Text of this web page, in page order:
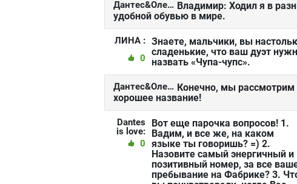
Дантес&Олейник: Владимир: Ходил я в
удобной обувью в мире.
ЛИНА :
0
Знаете, мальчики, вы
сладенькие, что ваш дуэт
назвать «Чупа-чупс».
Дантес&Олейник: Конечно, мы рассмотрим
хорошее название!
Dantes
is love:
0
Вот еще парочка вопросов! 1.
Вадим, и все же, на каком
языке ты говоришь? =) 2.
Назовите самый энергичный и
позитивный номер, за все
пребывание на Фабрике? 3.